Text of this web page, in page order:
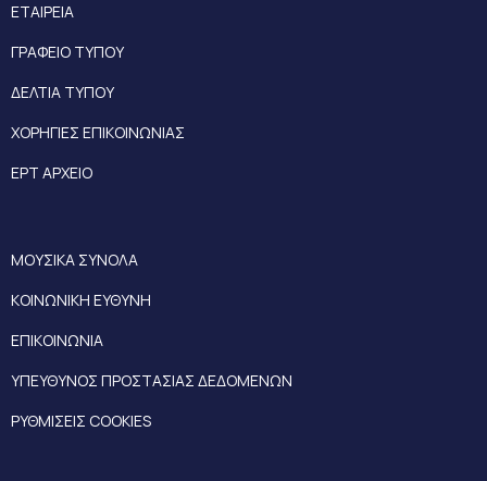
ΕΤΑΙΡΕΙΑ
ΓΡΑΦΕΙΟ ΤΥΠΟΥ
ΔΕΛΤΙΑ ΤΥΠΟΥ
ΧΟΡΗΓΙΕΣ ΕΠΙΚΟΙΝΩΝΙΑΣ
ΕΡΤ ΑΡΧΕΙΟ
ΜΟΥΣΙΚΑ ΣΥΝΟΛΑ
ΚΟΙΝΩΝΙΚΗ ΕΥΘΥΝΗ
ΕΠΙΚΟΙΝΩΝΙΑ
ΥΠΕΥΘΥΝΟΣ ΠΡΟΣΤΑΣΙΑΣ ΔΕΔΟΜΕΝΩΝ
ΡΥΘΜΙΣΕΙΣ COOKIES